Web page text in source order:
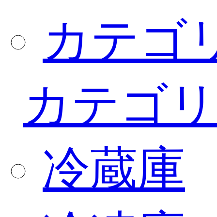
カテゴ
カテゴリ
冷蔵庫